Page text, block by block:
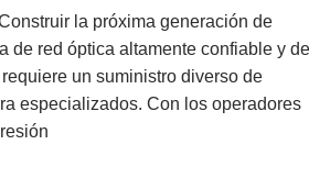
la próxima generación de
de red óptica altamente confiable y de
un suministro diverso de
especializados. Con los operadores